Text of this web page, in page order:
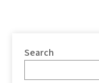
Search